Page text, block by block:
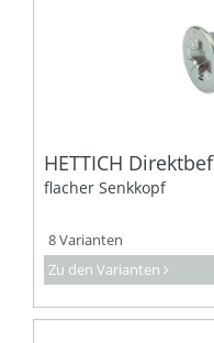
HETTICH
flacher Senkkopf
8 Varianten
Zu den Varianten